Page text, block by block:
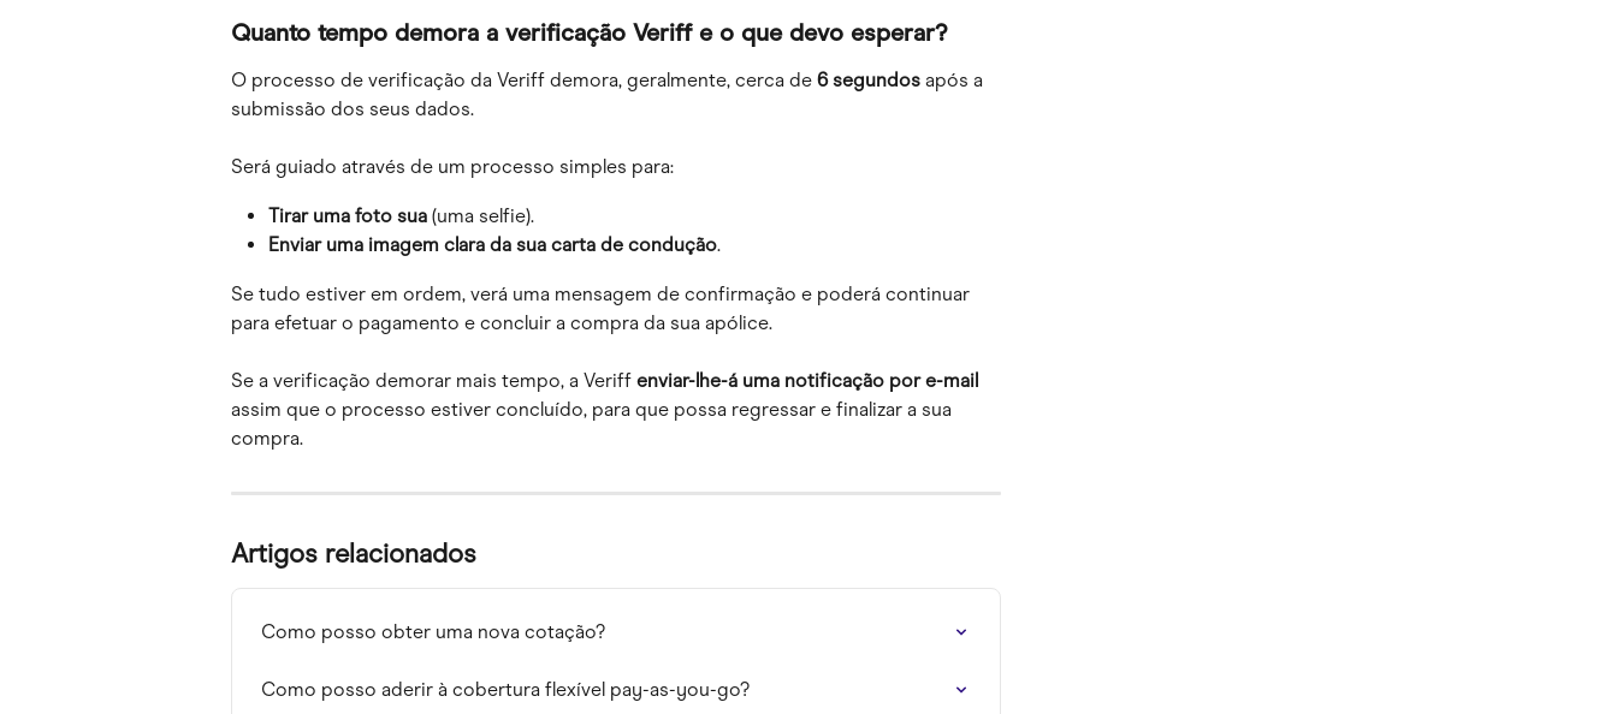
Quanto tempo demora a verificação Veriff e o que devo esperar?
O processo de verificação da Veriff demora, geralmente, cerca de 6 segundos após a
submissão dos seus dados.
Será guiado através de um processo simples para:
Tirar uma foto sua (uma selfie).
Enviar uma imagem clara da sua carta de condução.
Se tudo estiver em ordem, verá uma mensagem de confirmação e poderá continuar
para efetuar o pagamento e concluir a compra da sua apólice.
Se a verificação demorar mais tempo, a Veriff enviar-lhe-á uma notificação por e-mail
assim que o processo estiver concluído, para que possa regressar e finalizar a sua
compra.
Artigos relacionados
Como posso obter uma nova cotação?
Como posso aderir à cobertura flexível pay-as-you-go?